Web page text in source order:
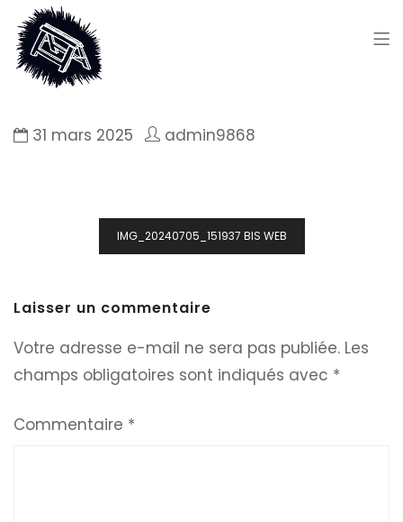
31 mars 2025 admin9868
NavigationIMG_20240705_151937 BIS WEB
Laisser un commentaire
Votre adresse e-mail ne sera pas publiée. Les
champs obligatoires sont indiqués avec *
Commentaire *